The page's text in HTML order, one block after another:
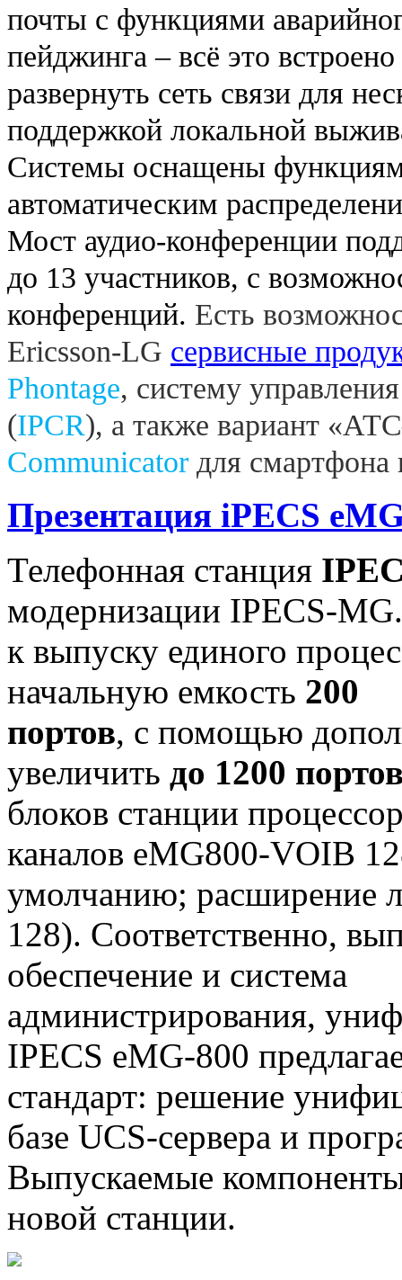
почты с функциями
пейджинга – всё это
развернуть сеть связи для
поддержкой локальной
Системы оснащены
автоматическим
Мост аудио-конференции
до 13 участников, с
конференций. Есть
Ericsson-LG сервисные
Phontage, систему
(IPCR), а также вариант
Communicator для смартфона
Презентация iPECS
Телефонная станция
модернизации IPECS-
к выпуску единого
начальную емкость 200
портов, с помощью
увеличить до 1200
блоков станции
каналов eMG800-VOIB
умолчанию; расширение
128). Соответственно,
обеспечение и система
администрирования,
IPECS eMG-800
стандарт: решение
базе UCS-сервера и
Выпускаемые
новой станции.